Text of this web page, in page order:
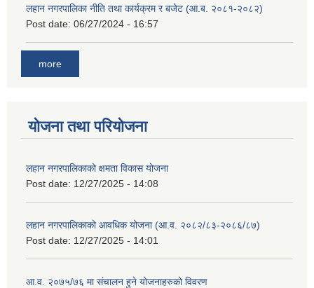
लहान नगरपालिका नीति तथा कार्यक्रम र बजेट (आ.ब. २०८१-२०८२)
Post date: 06/27/2024 - 16:57
more
योजना तथा परियोजना
लहान नगरपालिकाको क्षमता विकास योजना
Post date: 12/27/2025 - 14:08
लहान नगरपालिकाको आवधिक योजना (आ.व. २०८२/८३-२०८६/८७)
Post date: 12/27/2025 - 14:01
आ.व. २०७५/७६ मा संचालन हुने योजनाहरुको विवरण